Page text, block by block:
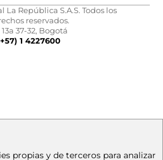
La República S.A.S. Todos los
reservados.
13a 37-32, Bogotá
1 4227600
propias y de terceros para analizar